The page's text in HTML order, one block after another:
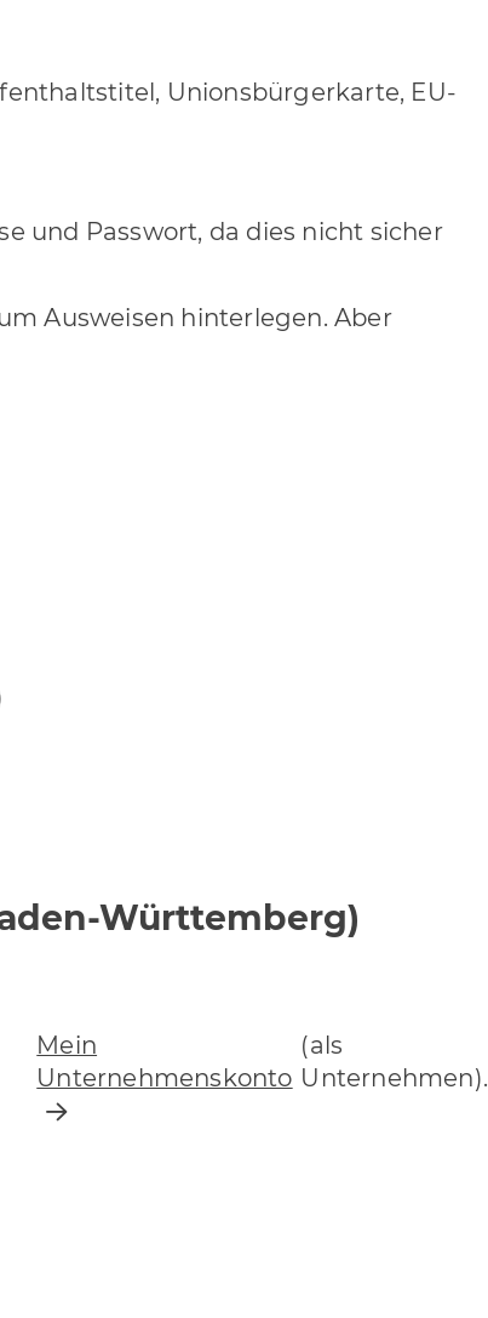
Unionsbürgerkarte, EU-
und Passwort, da dies nicht sicher
Ausweisen hinterlegen. Aber
Württemberg)
Mein
Unternehmenskonto
(als
Unternehmen).